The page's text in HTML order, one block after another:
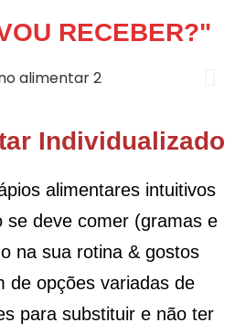
RECEBER?"
Individualizado
alimentares intuitivos
se deve comer (gramas e
na sua rotina & gostos
de opções variadas de
para substituir e não ter